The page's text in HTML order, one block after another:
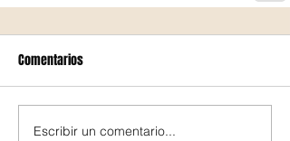
Comentarios
Escribir un comentario...